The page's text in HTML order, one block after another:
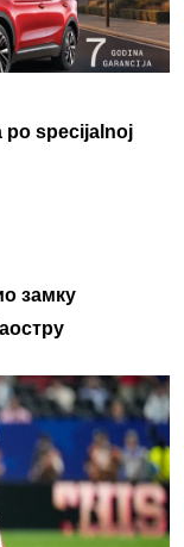
po specijalnoj
замку